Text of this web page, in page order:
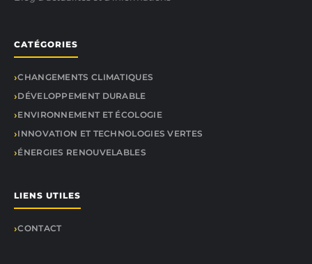
CATÉGORIES
CHANGEMENTS CLIMATIQUES
DÉVELOPPEMENT DURABLE
ENVIRONNEMENT ET ÉCOLOGIE
INNOVATION ET TECHNOLOGIES VERTES
ÉNERGIES RENOUVELABLES
LIENS UTILES
CONTACT